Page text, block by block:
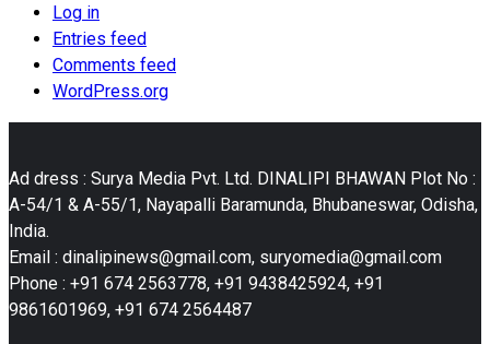
Log in
Entries feed
Comments feed
WordPress.org
Ad dress : Surya Media Pvt. Ltd. DINALIPI BHAWAN Plot No :
A-54/1 & A-55/1, Nayapalli Baramunda, Bhubaneswar, Odisha,
India.
Email : dinalipinews@gmail.com, suryomedia@gmail.com
Phone : +91 674 2563778, +91 9438425924, +91
9861601969, +91 674 2564487